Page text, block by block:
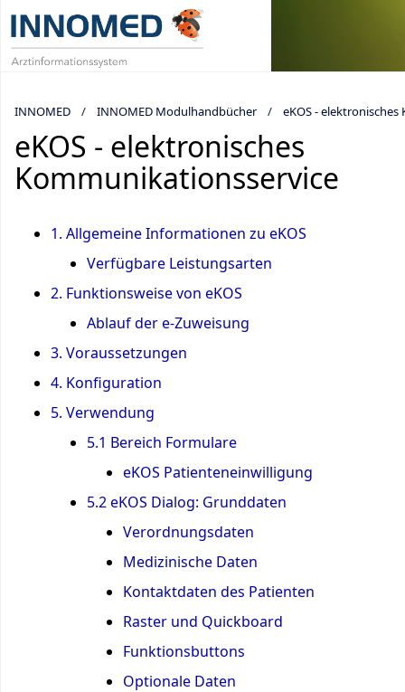
INNOMED INNOMED Modulhandbücher eKOS -
eKOS - elektronisches
Kommunikationsservice
1. Allgemeine Informationen zu eKOS
Verfügbare Leistungsarten
2. Funktionsweise von eKOS
Ablauf der e-Zuweisung
3. Voraussetzungen
4. Konfiguration
5. Verwendung
5.1 Bereich Formulare
eKOS Patienteneinwilligung
5.2 eKOS Dialog: Grunddaten
Verordnungsdaten
Medizinische Daten
Kontaktdaten des Patienten
Raster und Quickboard
Funktionsbuttons
Optionale Daten